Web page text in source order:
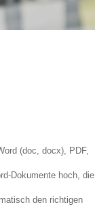
(doc, docx), PDF,
Dokumente hoch, die
den richtigen